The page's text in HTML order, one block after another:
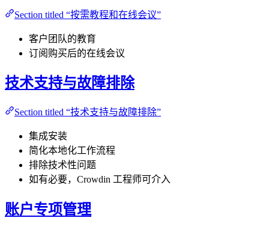
Section titled “按需教程和在线会议”
客户团队的教育
订阅购买后的在线会议
技术支持与故障排除
Section titled “技术支持与故障排除”
集成安装
简化本地化工作流程
排除技术性问题
如有必要，Crowdin 工程师可介入
账户专项管理